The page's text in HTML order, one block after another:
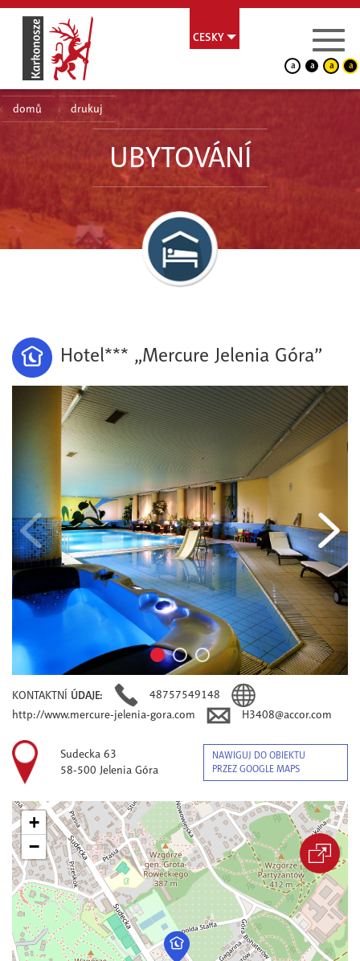
CESKY
a a a a
domů drukuj
UBYTOVÁNÍ
Hotel*** „Mercure Jelenia Góra”
KONTAKTNÍ ÚDAJE:
48757549148
http://www.mercure-jelenia-gora.com
H3408@accor.com
Sudecka 63
58-500 Jelenia Góra
NAWIGUJ DO OBIEKTU
PRZEZ GOOGLE MAPS
+
−